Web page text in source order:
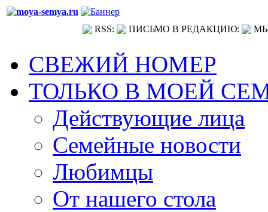
RSS: ПИСЬМО В РЕДАКЦИЮ:
СВЕЖИЙ НОМЕР
ТОЛЬКО В МОЕЙ
Действующие лица
Семейные новости
Любимцы
От нашего стола